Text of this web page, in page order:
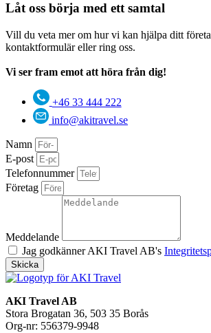
Låt oss börja med ett samtal
Vill du veta mer om hur vi kan hjälpa ditt
kontaktformulär eller ring oss.
Vi ser fram emot att höra från dig!
+46 33 444 222
info@akitravel.se
Namn
E-post
Telefonnummer
Företag
Meddelande
Jag godkänner AKI Travel AB's
Skicka
AKI Travel AB
Stora Brogatan 36, 503 35 Borås
Org-nr: 556379-9948